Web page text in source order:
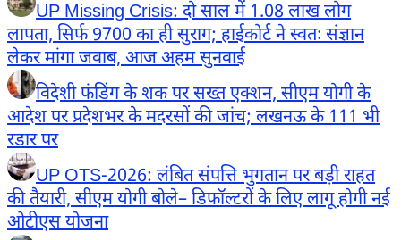
UP Missing Crisis: दो साल में 1.08 लाख लोग
लापता, सिर्फ 9700 का ही सुराग; हाईकोर्ट ने स्वतः संज्ञान
लेकर मांगा जवाब, आज अहम सुनवाई
विदेशी फंडिंग के शक पर सख्त एक्शन, सीएम योगी के
आदेश पर प्रदेशभर के मदरसों की जांच; लखनऊ के 111 भी
रडार पर
UP OTS-2026: लंबित संपत्ति भुगतान पर बड़ी राहत
की तैयारी, सीएम योगी बोले– डिफॉल्टरों के लिए लागू होगी नई
ओटीएस योजना